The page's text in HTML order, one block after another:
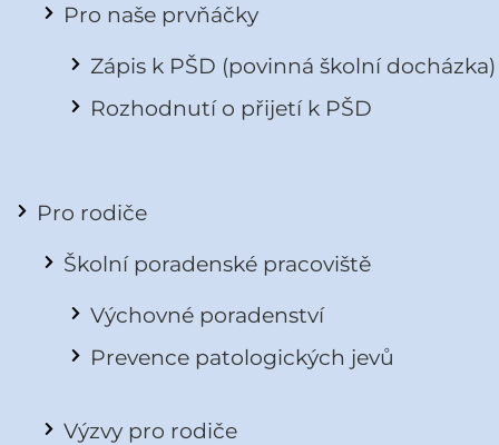
Pro naše prvňáčky
Zápis k PŠD (povinná školní docházka)
Rozhodnutí o přijetí k PŠD
Pro rodiče
Školní poradenské pracoviště
Výchovné poradenství
Prevence patologických jevů
Výzvy pro rodiče